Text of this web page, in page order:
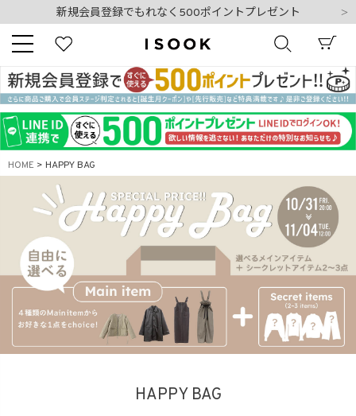
夏季休業日のご案内
10,000円以上ご購入で送料無料
新規会員登録でもれなく500ポイントプレゼント
夏季休業日のご案内
令和8年熊本地震の影響によるお荷物のお届けについて
キーワード
商品番号
販売タイプ
新着 再入荷 SALE
HOME HAPPY BAG
HAPPY BAG